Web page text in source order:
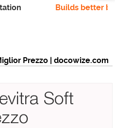
Builds better
Prezzo | docowize.com
Soft